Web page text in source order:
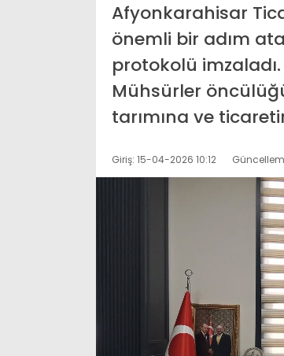
Afyonkarahisar
önemli bir adım
protokolü
Mühsürler
tarımına ve
Giriş: 15-04-2026 10:12